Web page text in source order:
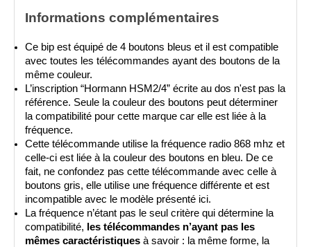
Informations complémentaires
Ce bip est équipé de 4 boutons bleus et il est compatible
avec toutes les télécommandes ayant des boutons de la
même couleur.
L’inscription “Hormann HSM2/4” écrite au dos n'est pas la
référence. Seule la couleur des boutons peut déterminer
la compatibilité pour cette marque car elle est liée à la
fréquence.
Cette télécommande utilise la fréquence radio 868 mhz et
celle-ci est liée à la couleur des boutons en bleu. De ce
fait, ne confondez pas cette télécommande avec celle à
boutons gris, elle utilise une fréquence différente et est
incompatible avec le modèle présenté ici.
La fréquence n’étant pas le seul critère qui détermine la
compatibilité, les télécommandes n’ayant pas les
mêmes caractéristiques à savoir : la même forme, la